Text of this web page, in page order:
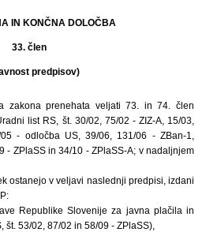
IN KONČNA DOLOČBA
33. člen
predpisov)
zakona prenehata veljati 73. in 74. člen
list RS, št. 30/02, 75/02 - ZIZ-A, 15/03,
- odločba US, 39/06, 131/06 - ZBan-1,
- ZPlaSS in 34/10 - ZPlaSS-A; v nadaljnjem
ostanejo v veljavi naslednji predpisi, izdani
Republike Slovenije za javna plačila in
53/02, 87/02 in 58/09 - ZPlaSS),